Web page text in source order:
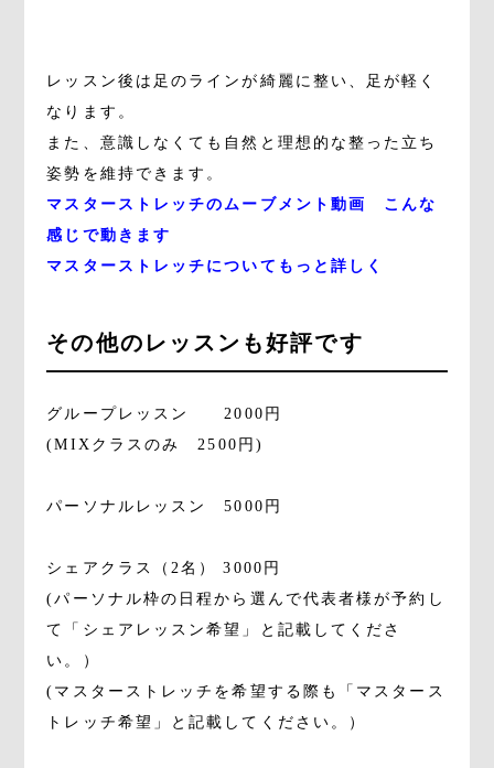
レッスン後は足のラインが綺麗に整い、足が軽く
なります。
また、意識しなくても自然と理想的な整った立ち
姿勢を維持できます。
マスターストレッチのムーブメント動画 こんな
感じで動きます
マスターストレッチについてもっと詳しく
その他のレッスンも好評です
グループレッスン 2000円
(MIXクラスのみ 2500円)
パーソナルレッスン 5000円
シェアクラス（2名） 3000円
(パーソナル枠の日程から選んで代表者様が予約し
て「シェアレッスン希望」と記載してくださ
い。）
(マスターストレッチを希望する際も「マスタース
トレッチ希望」と記載してください。）